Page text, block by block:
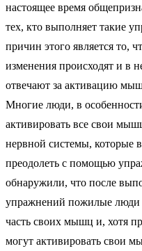
настоящее время
тех, кто выполняет такие
причин этого является то,
изменения происходят и в
отвечают за активацию
Многие люди, в
активировать все свои
нервной системы, которые
преодолеть с помощью
обнаружили, что после
упражнений пожилые люди
часть своих мышц и, хотя
могут активировать свои